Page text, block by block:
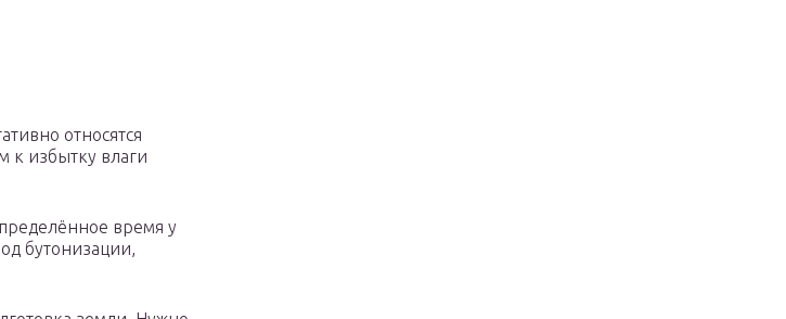
относятся
к избытку влаги
время у
бутонизации,